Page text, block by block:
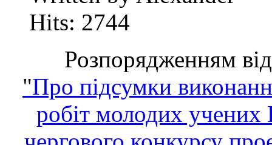
Hits: 2744
Розпорядженням
"Про підсумки
робіт молодих